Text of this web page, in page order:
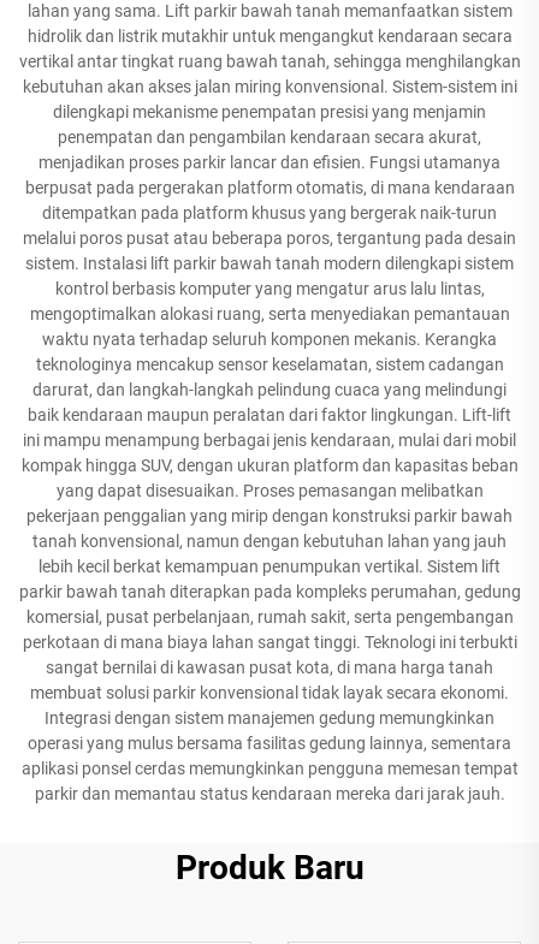
lahan yang sama. Lift parkir bawah tanah memanfaatkan sistem
hidrolik dan listrik mutakhir untuk mengangkut kendaraan secara
vertikal antar tingkat ruang bawah tanah, sehingga menghilangkan
kebutuhan akan akses jalan miring konvensional. Sistem-sistem ini
dilengkapi mekanisme penempatan presisi yang menjamin
penempatan dan pengambilan kendaraan secara akurat,
menjadikan proses parkir lancar dan efisien. Fungsi utamanya
berpusat pada pergerakan platform otomatis, di mana kendaraan
ditempatkan pada platform khusus yang bergerak naik-turun
melalui poros pusat atau beberapa poros, tergantung pada desain
sistem. Instalasi lift parkir bawah tanah modern dilengkapi sistem
kontrol berbasis komputer yang mengatur arus lalu lintas,
mengoptimalkan alokasi ruang, serta menyediakan pemantauan
waktu nyata terhadap seluruh komponen mekanis. Kerangka
teknologinya mencakup sensor keselamatan, sistem cadangan
darurat, dan langkah-langkah pelindung cuaca yang melindungi
baik kendaraan maupun peralatan dari faktor lingkungan. Lift-lift
ini mampu menampung berbagai jenis kendaraan, mulai dari mobil
kompak hingga SUV, dengan ukuran platform dan kapasitas beban
yang dapat disesuaikan. Proses pemasangan melibatkan
pekerjaan penggalian yang mirip dengan konstruksi parkir bawah
tanah konvensional, namun dengan kebutuhan lahan yang jauh
lebih kecil berkat kemampuan penumpukan vertikal. Sistem lift
parkir bawah tanah diterapkan pada kompleks perumahan, gedung
komersial, pusat perbelanjaan, rumah sakit, serta pengembangan
perkotaan di mana biaya lahan sangat tinggi. Teknologi ini terbukti
sangat bernilai di kawasan pusat kota, di mana harga tanah
membuat solusi parkir konvensional tidak layak secara ekonomi.
Integrasi dengan sistem manajemen gedung memungkinkan
operasi yang mulus bersama fasilitas gedung lainnya, sementara
aplikasi ponsel cerdas memungkinkan pengguna memesan tempat
parkir dan memantau status kendaraan mereka dari jarak jauh.
Produk Baru